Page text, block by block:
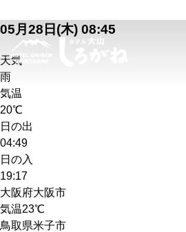
05月28日(木) 08:45
天気
雨
気温
20℃
日の出
04:49
日の入
19:17
大阪府大阪市
気温23℃
鳥取県米子市